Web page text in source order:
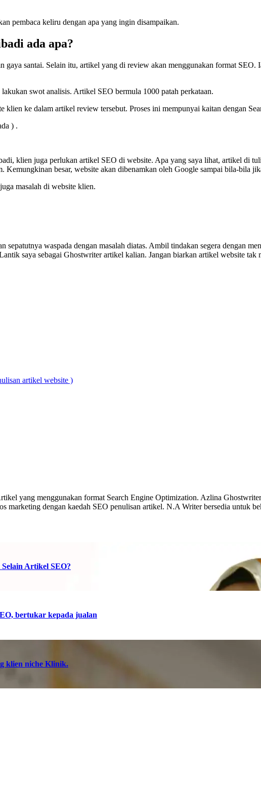
pembaca keliru dengan apa yang ingin disampaikan.
ada apa?
gaya santai. Selain itu, artikel yang di review akan menggunakan format
swot analisis. Artikel SEO bermula 1000 patah perkataan.
klien ke dalam artikel review tersebut. Proses ini mempunyai kaitan dengan
) .
klien juga perlukan artikel SEO di website. Apa yang saya lihat, artikel di
Kemungkinan besar, website akan dibenamkan oleh Google sampai bila-bila
masalah di website klien.
sepatutnya waspada dengan masalah diatas. Ambil tindakan segera dengan
saya sebagai Ghostwriter artikel kalian. Jangan biarkan artikel website tak
artikel website )
yang menggunakan format Search Engine Optimization. Azlina
marketing dengan kaedah SEO penulisan artikel. N.A Writer bersedia untuk
Artikel SEO?
bertukar kepada jualan
klien niche Klinik.